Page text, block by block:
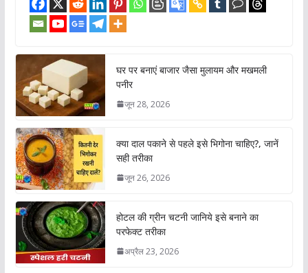
घर पर बनाएं बाजार जैसा मुलायम और मखमली
पनीर
जून 28, 2026
क्या दाल पकाने से पहले इसे भिगोना चाहिए?, जानें
सही तरीका
जून 26, 2026
होटल की ग्रीन चटनी जानिये इसे बनाने का
परफेक्ट तरीका
अप्रैल 23, 2026